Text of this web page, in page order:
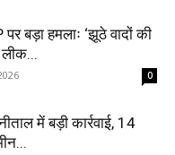
बड़ा हमलाः ‘झूठे वादों की
लीक...
0
में बड़ी कार्रवाई, 14